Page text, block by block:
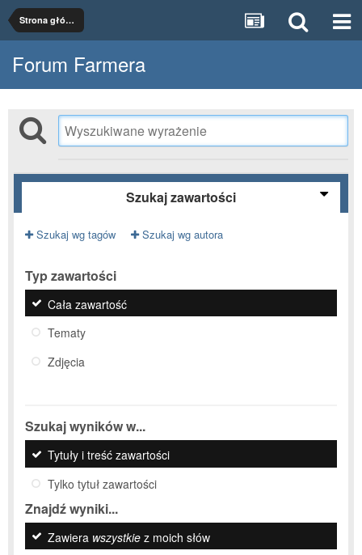
Strona główna
Forum Farmera
Szukaj zawartości
Szukaj wg tagów Szukaj wg autora
Typ zawartości
Cała zawartość
Tematy
Zdjęcia
Szukaj wyników w...
Tytuły i treść zawartości
Tylko tytuł zawartości
Znajdź wyniki...
Zawiera wszystkie z moich słów